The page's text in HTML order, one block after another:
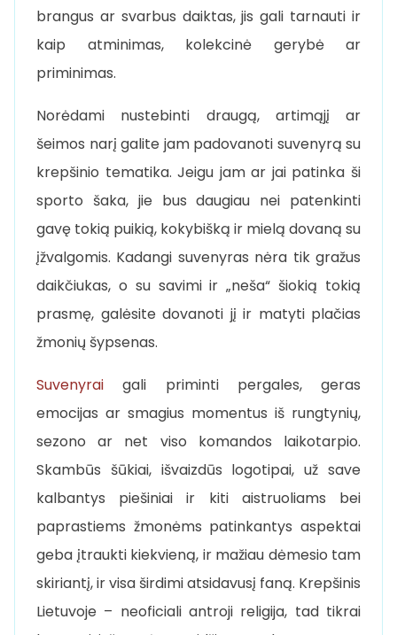
brangus ar svarbus daiktas, jis gali tarnauti ir
kaip atminimas, kolekcinė gerybė ar
priminimas.
Norėdami nustebinti draugą, artimąjį ar
šeimos narį galite jam padovanoti suvenyrą su
krepšinio tematika. Jeigu jam ar jai patinka ši
sporto šaka, jie bus daugiau nei patenkinti
gavę tokią puikią, kokybišką ir mielą dovaną su
įžvalgomis. Kadangi suvenyras nėra tik gražus
daikčiukas, o su savimi ir „neša“ šiokią tokią
prasmę, galėsite dovanoti jį ir matyti plačias
žmonių šypsenas.
Suvenyrai gali priminti pergales, geras
emocijas ar smagius momentus iš rungtynių,
sezono ar net viso komandos laikotarpio.
Skambūs šūkiai, išvaizdūs logotipai, už save
kalbantys piešiniai ir kiti aistruoliams bei
paprastiems žmonėms patinkantys aspektai
geba įtraukti kiekvieną, ir mažiau dėmesio tam
skiriantį, ir visa širdimi atsidavusį faną. Krepšinis
Lietuvoje – neoficiali antroji religija, tad tikrai